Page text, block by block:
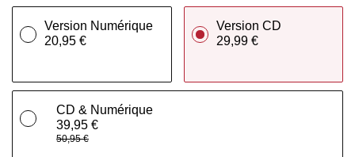
Version Numérique
20,95 €
Version CD
29,99 €
CD & Numérique
39,95 €
50,95 €